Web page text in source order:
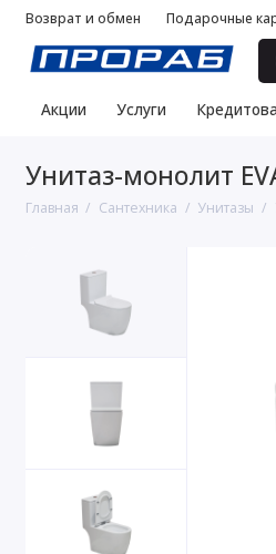
Возврат и обмен Подарочные
Акции Услуги
Унитаз-монолит
Главная Сантехника Унитазы